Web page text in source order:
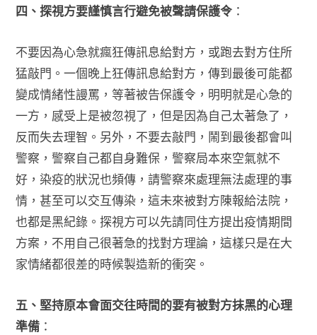
四、探視方要謹慎言行避免被聲請保護令 ：
不要因為心急就瘋狂傳訊息給對方，或跑去對方住所
猛敲門。一個晚上狂傳訊息給對方，傳到最後可能都
變成情緒性謾罵，等著被告保護令，明明就是心急的
一方，感受上是被忽視了，但是因為自己太著急了，
反而失去理智。另外，不要去敲門，鬧到最後都會叫
警察，警察自己都自身難保，警察局本來空氣就不
好，染疫的狀況也頻傳，請警察來處理無法處理的事
情，甚至可以交互傳染，這未來被對方陳報給法院，
也都是黑紀錄。探視方可以先請同住方提出疫情期間
方案，不用自己很著急的找對方理論，這樣只是在大
家情緒都很差的時候製造新的衝突。
五、堅持原本會面交往時間的要有被對方抹黑的心理
準備 ：